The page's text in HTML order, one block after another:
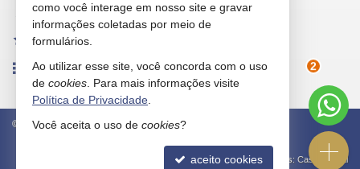
cadastre seu imóvel
imóveis favoritos
mapa de imóveis
© 2026 CRECI/SC 5912-J Política de Privacidade
Site para imobiliárias: Castel Digital
como você interage em nosso site e gravar
informações coletadas por meio de
formulários.
Ao utilizar esse site, você concorda com o uso
de cookies . Para mais informações visite
Política de Privacidade
Você aceita o uso de cookies?
aceito cookies